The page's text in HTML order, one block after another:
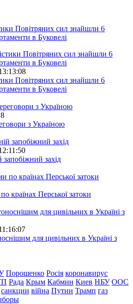
Повітряних сил знайшли 6
в Буковелі
Повітряних сил знайшли 6
в Буковелі
з Україною
захід
країнах Перської затоки
для цивільних в Україні з
Порошенко Росія коронавирус
Рада Крым Кабмин Киев НБУ ООС
санкции війна Путин Трамп газ